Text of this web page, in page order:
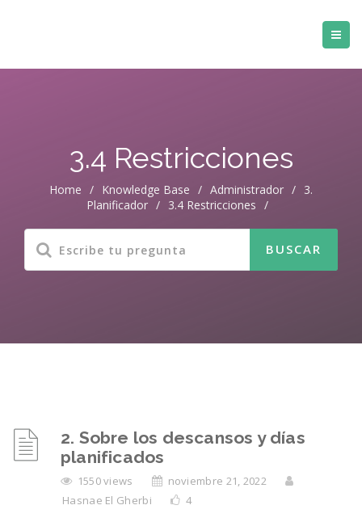
3.4 Restricciones
Home / Knowledge Base / Administrador / 3.
Planificador / 3.4 Restricciones /
2. Sobre los descansos y días
planificados
1550 views
noviembre 21, 2022
Hasnae El Gherbi
4